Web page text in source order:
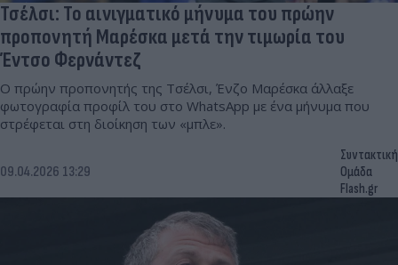
Τσέλσι: Το αινιγματικό μήνυμα του πρώην
προπονητή Μαρέσκα μετά την τιμωρία του
Έντσο Φερνάντεζ
Ο πρώην προπονητής της Τσέλσι, Ένζο Μαρέσκα άλλαξε
φωτογραφία προφίλ του στο WhatsApp με ένα μήνυμα που
στρέφεται στη διοίκηση των «μπλε».
09.04.2026 13:29
Συντακτική
Ομάδα
Flash.gr